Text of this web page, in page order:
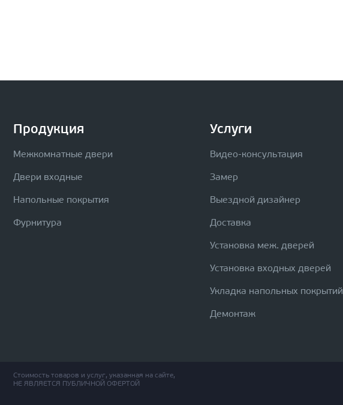
Продукция
Межкомнатные двери
Двери входные
Напольные покрытия
Фурнитура
Услуги
Видео-консультация
Замер
Выездной дизайнер
Доставка
Установка меж. дверей
Установка входных дверей
Укладка напольных покрытий
Демонтаж
Стоимость товаров и услуг, указанная на сайте,
НЕ ЯВЛЯЕТСЯ ПУБЛИЧНОЙ ОФЕРТОЙ